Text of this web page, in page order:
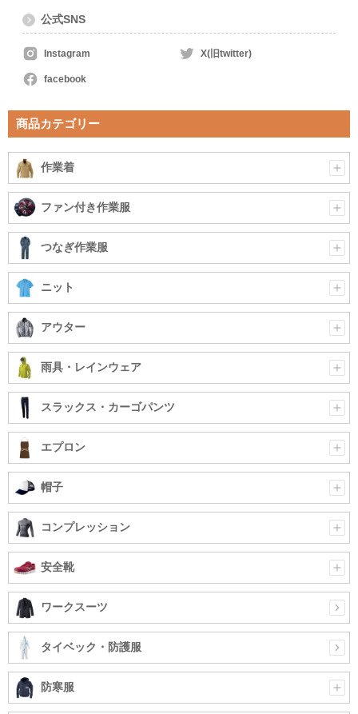
公式SNS
Instagram X(旧twitter)
facebook
商品カテゴリー
作業着
ファン付き作業服
つなぎ作業服
ニット
アウター
雨具・レインウェア
スラックス・カーゴパンツ
エプロン
帽子
コンプレッション
安全靴
ワークスーツ
タイベック・防護服
防寒服